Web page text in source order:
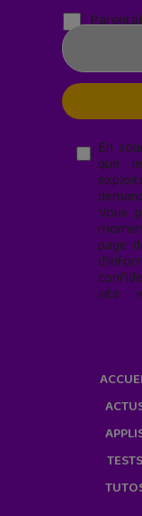
En
que
Vous
page
site
TESTS